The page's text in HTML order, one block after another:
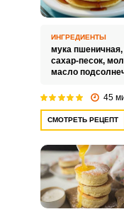
ИНГРЕДИЕНТЫ
мука пшеничная,
сахар-песок,
масло
45
СМОТРЕТЬ РЕЦЕПТ